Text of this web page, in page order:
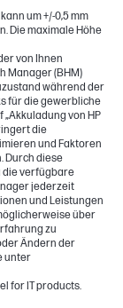
um +/-0,5 mm
Die maximale Höhe
von Ihnen
Manager (BHM)
während der
für die gewerbliche
von HP
die
und Faktoren
Durch diese
die verfügbare
jederzeit
und Leistungen
über
zu
Ändern der
unter
for IT products.